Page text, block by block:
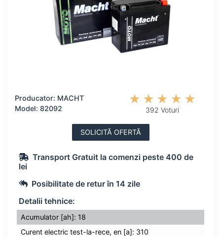
Producator: MACHT
Model: 82092
392 Voturi
SOLICITĂ OFERTĂ
Transport Gratuit la comenzi peste 400 de
lei
Posibilitate de retur în 14 zile
Detalii tehnice:
Acumulator [ah]: 18
Curent electric test-la-rece, en [a]: 310